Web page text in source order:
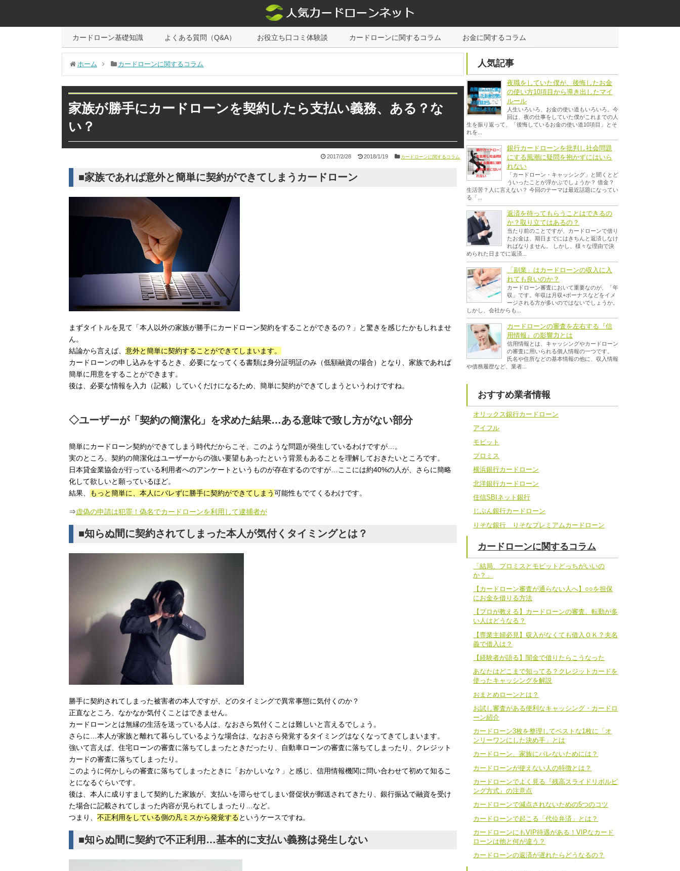
カードローン基礎知識 よくある質問（Q&A） お役立ち口コミ体験談 カードローンに関するコラム お金に関するコラム
ホーム カードローンに関するコラム
家族が勝手にカードローンを契約したら支払い義務、ある？な
い？
2017/2/28 2018/1/19 カードローンに関するコラム
■家族であれば意外と簡単に契約ができてしまうカードローン
まずタイトルを見て「本人以外の家族が勝手にカードローン契約をすることができるの？」と驚きを感じたかもしれませ
ん。
結論から言えば、 意外と簡単に契約することができてしまいます。
カードローンの申し込みをするとき、必要になってくる書類は身分証明証のみ（低額融資の場合）となり、家族であれば
簡単に用意をすることができます。
後は、必要な情報を入力（記載）していくだけになるため、簡単に契約ができてしまうというわけですね。
◇ユーザーが「契約の簡潔化」を求めた結果…ある意味で致し方がない部分
簡単にカードローン契約ができてしまう時代だからこそ、このような問題が発生しているわけですが…。
実のところ、契約の簡潔化はユーザーからの強い要望もあったという背景もあることを理解しておきたいところです。
日本貸金業協会が行っている利用者へのアンケートというものが存在するのですが…ここには約40%の人が、さらに簡略
化して欲しいと願っているほど。
結果、
もっと簡単に、本人にバレずに勝手に契約ができてしまう可能性もでてくるわけです。
⇒虚偽の申請は犯罪！偽名でカードローンを利用して逮捕者が
■知らぬ間に契約されてしまった本人が気付くタイミングとは？
勝手に契約されてしまった被害者の本人ですが、どのタイミングで異常事態に気付くのか？
正直なところ、なかなか気付くことはできません。
カードローンとは無縁の生活を送っている人は、なおさら気付くことは難しいと言えるでしょう。
さらに…本人が家族と離れて暮らしているような場合は、なおさら発覚するタイミングはなくなってきてしまいます。
強いて言えば、住宅ローンの審査に落ちてしまったときだったり、自動車ローンの審査に落ちてしまったり、クレジット
カードの審査に落ちてしまったり。
このように何かしらの審査に落ちてしまったときに「おかしいな？」と感じ、信用情報機関に問い合わせて初めて知るこ
とになるぐらいです。
後は、本人に成りすまして契約した家族が、支払いを滞らせてしまい督促状が郵送されてきたり、銀行振込で融資を受け
た場合に記載されてしまった内容が見られてしまったり…など。
つまり、 不正利用をしている側の凡ミスから発覚するというケースですね。
■知らぬ間に契約で不正利用…基本的に支払い義務は発生しない
人気記事
夜職をしていた僕が、後悔したお金
の使い方10項目から導き出したマイ
ルール
人生いろいろ、お金の使い道もいろいろ。今
回は、夜の仕事をしていた僕がこれまでの人
生を振り返って、「後悔しているお金の使い道10項目」とそ
れを...
銀行カードローンを批判し社会問題
にする風潮に疑問を抱かずにはいら
れない
「カードローン・キャッシング」と聞くとど
ういったことが浮かぶでしょうか？ 借金？
生活苦？人に言えない？ 今回のテーマは最近話題になってい
る「...
返済を待ってもらうことはできるの
か？取り立てはあるの？
当たり前のことですが、カードローンで借り
たお金は、期日までにはきちんと返済しなけ
ればなりません。 しかし、様々な理由で決
められた日までに返済...
「副業」はカードローンの収入に入
れても良いのか？
カードローン審査において重要なのが、「年
収」です。年収は月収+ボーナスなどをイメ
ージされる方が多いのではないでしょうか。
しかし、会社からも...
カードローンの審査を左右する『信
用情報』の影響力とは
信用情報とは、キャッシングやカードローン
の審査に用いられる個人情報の一つです。
氏名や住所などの基本情報の他に、収入情報
や債務履歴など、業者...
おすすめ業者情報
オリックス銀行カードローン
アイフル
モビット
プロミス
横浜銀行カードローン
北洋銀行カードローン
住信SBIネット銀行
じぶん銀行カードローン
りそな銀行 りそなプレミアムカードローン
カードローンに関するコラム
「結局、プロミスとモビットどっちがいいの
か？」
【カードローン審査が通らない人へ】○○を担保
にお金を借りる方法
【プロが教える】カードローンの審査、転勤が多
い人はどうなる？
【専業主婦必見】収入がなくても借入ＯＫ？夫名
義で借入は？
【経験者が語る】闇金で借りたらこうなった
あなたはどこまで知ってる？クレジットカードを
使ったキャッシングを解説
おまとめローンとは？
お試し審査がある便利なキャッシング・カードロ
ーン紹介
カードローン3枚を整理してベストな1枚に「オ
ンリーワンにした決め手」とは
カードローン、家族にバレないためには？
カードローンが使えない人の特徴とは？
カードローンでよく見る『残高スライドリボルビ
ング方式』の注意点
カードローンで減点されないための5つのコツ
カードローンで起こる「代位弁済」とは？
カードローンにもVIP待遇がある！VIPなカード
ローンは他と何が違う？
カードローンの返済が遅れたらどうなるの？